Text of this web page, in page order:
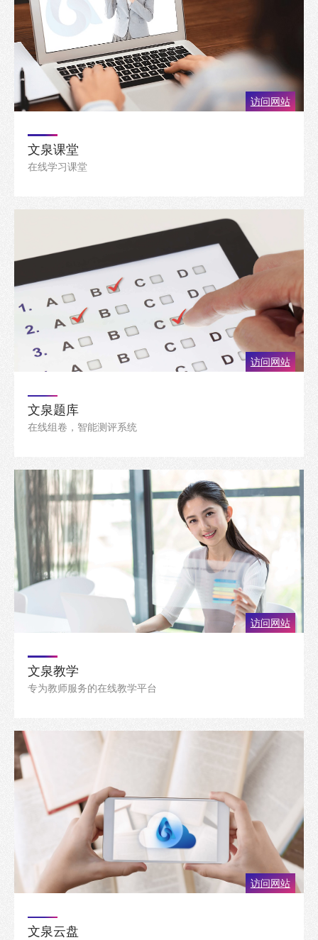
访问网站
文泉课堂
在线学习课堂
访问网站
文泉题库
在线组卷，智能测评系统
访问网站
文泉教学
专为教师服务的在线教学平台
访问网站
文泉云盘